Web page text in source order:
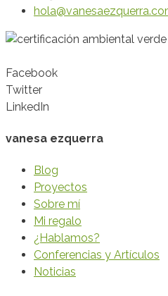
Facebook
Twitter
LinkedIn
vanesa ezquerra
Blog
Proyectos
Sobre mí
Mi regalo
¿Hablamos?
Conferencias y Artículos
Noticias